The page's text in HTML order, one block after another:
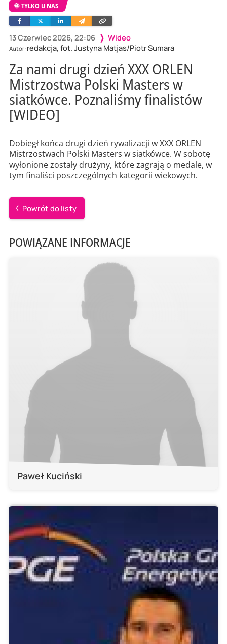
TYLKO U NAS
13 Czerwiec 2026, 22:06 Wideo
Autor: redakcja, fot. Justyna Matjas/Piotr Sumara
FacebookTwitterLinkedinWyślij
e-
Skopiuj
link
Za nami drugi dzień XXX ORLEN
Mistrzostwa Polski Masters w
siatkówce. Poznaliśmy finalistów
[WIDEO]
Dobiegł końca drugi dzień rywalizacji w XXX ORLEN
Mistrzostwach Polski Masters w siatkówce. W sobotę
wyłonione zostały drużyny, które zagrają o medale, w
tym finaliści poszczególnych kategorii wiekowych.
Powrót do listy
POWIĄZANE INFORMACJE
Paweł Kuciński